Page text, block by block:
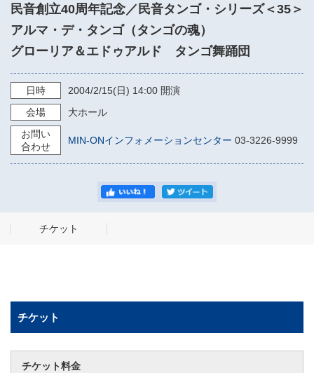
民音創立40周年記念／民音タンゴ・シリーズ＜35＞
アルマ・デ・タンゴ（タンゴの魂）
グローリア＆エドゥアルド タンゴ舞踊団
日時 2004/2/15(日) 14:00 開演
会場
大ホール
お問い
合わせ
MIN-ONインフォメーションセンター 03-3226-9999
チケット
チケット
チケット料金